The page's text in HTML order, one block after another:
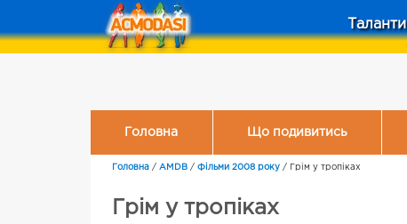
Таланти
Головна Що подивитись
Головна / AMDB / Фільми 2008 року / Грім у тропіках
Грім у тропіках